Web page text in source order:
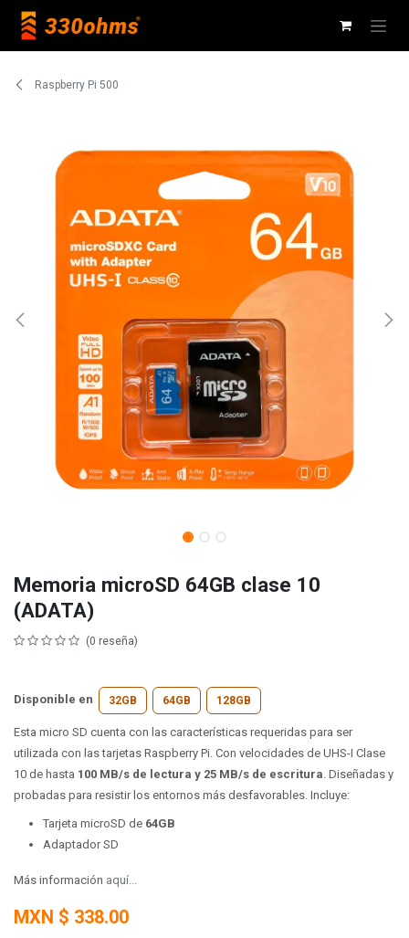
Raspberry Pi 500
Memoria microSD 64GB clase 10
(ADATA)
(0 reseña)
Disponible en 32GB 64GB 128GB
Esta micro SD cuenta con las características requeridas para ser
utilizada con las tarjetas Raspberry Pi. Con velocidades de UHS-I Clase
10 de hasta 100 MB/s de lectura y 25 MB/s de escritura. Diseñadas y
probadas para resistir los entornos más desfavorables. Incluye:
Tarjeta microSD de 64GB
Adaptador SD
Más información aquí...
MXN $ 338.00